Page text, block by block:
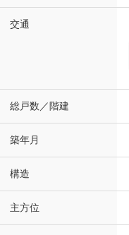
交通
総戸数／階建
築年月
構造
主方位